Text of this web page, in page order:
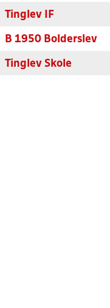
Tinglev IF
B 1950 Bolderslev
Tinglev Skole